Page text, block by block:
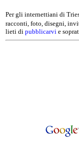
Per gli internettiani di
racconti, foto, disegni,
lieti di pubblicarvi e